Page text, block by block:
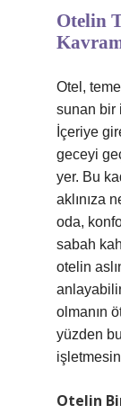
Otelin
Otel,
sunan bir
İçeriye
geceyi
yer. Bu
aklınıza
oda,
sabah
otelin
olmanın
yüzden
Otelin